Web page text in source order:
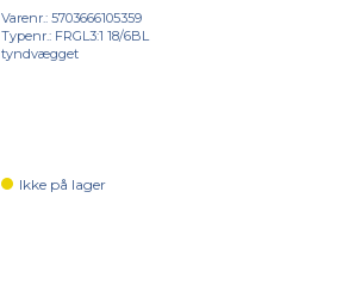
Varenr.: 5703666105359
Typenr.: FRGL3:1 18/6BL
tyndvægget
Ikke på lager